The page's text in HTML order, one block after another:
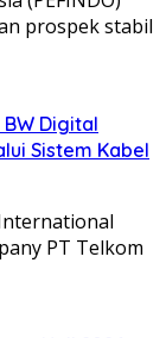
prospek stabil
Digital
Sistem Kabel
PT Telkom